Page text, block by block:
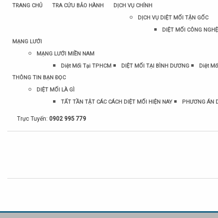
TRANG CHỦ TRA CỨU BẢO HÀNH
DỊCH VỤ CHÍNH
DỊCH VỤ DIỆT MỐI TẬN GỐC
DIỆT MỐI CÔNG
MẠNG LƯỚI
MẠNG LƯỚI MIỀN NAM
Diệt Mối Tại TPHCM
DIỆT MỐI TẠI BÌNH DƯƠNG
Diệt
THÔNG TIN BẠN ĐỌC
DIỆT MỐI LÀ GÌ
TẤT TẦN TẬT CÁC CÁCH DIỆT MỐI HIỆN NAY
PHƯƠNG ÁN
Trực Tuyến: 0902 995 779